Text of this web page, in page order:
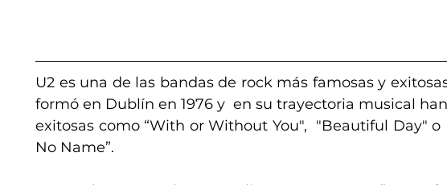
U2 es una de las bandas de rock más famosas y
formó en Dublín en 1976 y  en su trayectoria musical
exitosas como “With or Without You",  "Beautiful Day"
No Name”.